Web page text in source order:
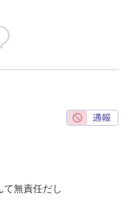
て無責任だし